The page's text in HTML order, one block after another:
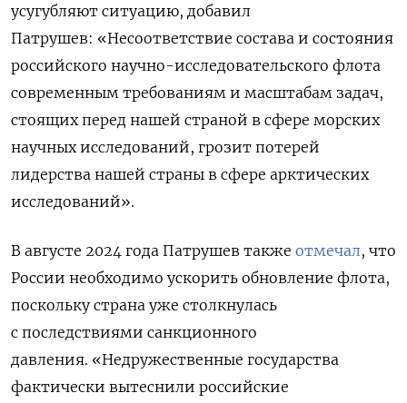
усугубляют ситуацию, добавил
Патрушев: «Несоответствие состава и состояния
российского научно-исследовательского флота
современным требованиям и масштабам задач,
стоящих перед нашей страной в сфере морских
научных исследований, грозит потерей
лидерства нашей страны в сфере арктических
исследований».
В августе 2024 года Патрушев также отмечал, что
России необходимо ускорить обновление флота,
поскольку страна уже столкнулась
с последствиями санкционного
давления. «Недружественные государства
фактически вытеснили российские